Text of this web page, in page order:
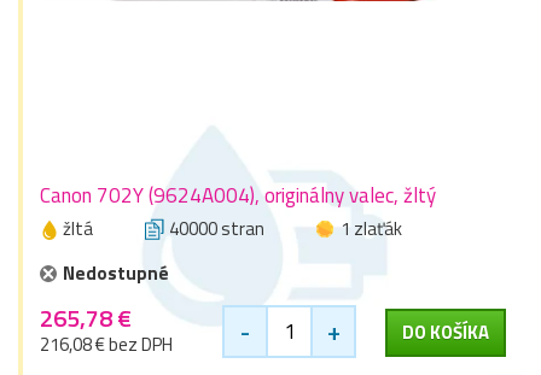
Canon 702Y (9624A004), originálny valec, žltý
žltá 40000 stran
1 zlaťák
Nedostupné
265,78 €
216,08 € bez DPH - + DO KOŠÍKA